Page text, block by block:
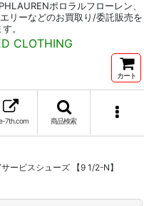
ポロラルフローレン、
リーなどのお買取り/委託販売を
。
CLOTHING
カート
7th.com 商品検索
ービスシューズ 【9 1/2-N】